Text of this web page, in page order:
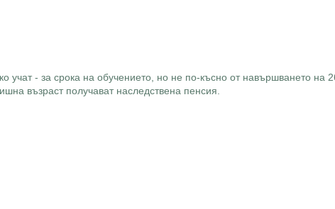
- за срока на обучението, но не по-късно от навършването на
възраст получават наследствена пенсия.